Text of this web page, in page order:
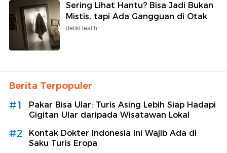
Sering Lihat Hantu? Bisa Jadi Bukan
Mistis, tapi Ada Gangguan di Otak
detikHealth
Berita Terpopuler
#1
Pakar Bisa Ular: Turis Asing Lebih Siap Hadapi
Gigitan Ular daripada Wisatawan Lokal
#2
Kontak Dokter Indonesia Ini Wajib Ada di
Saku Turis Eropa